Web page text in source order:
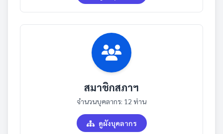
สมาชิกสภาฯ
จำนวนบุคลากร: 12 ท่าน
ดูผังบุคลากร